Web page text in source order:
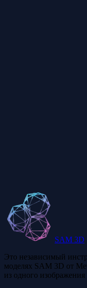
SAM 3D
Это независимый
моделях SAM 3D от
из одного